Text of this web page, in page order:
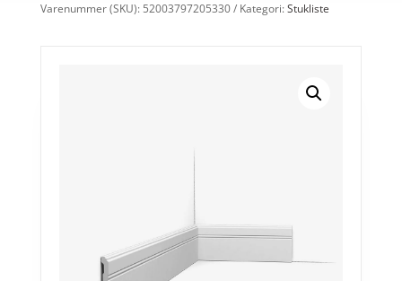
Varenummer (SKU): 52003797205330 Kategori:Stukliste